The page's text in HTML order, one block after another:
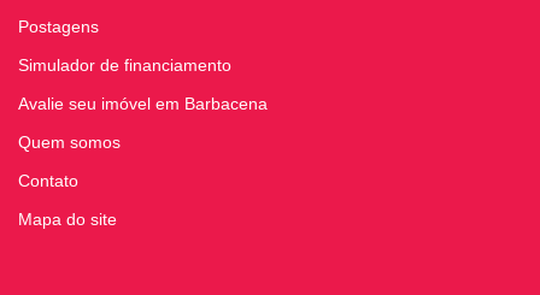
Postagens
Simulador de financiamento
Avalie seu imóvel em Barbacena
Quem somos
Contato
Mapa do site